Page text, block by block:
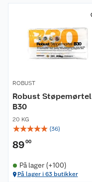
ROBUST
Robust Støpemørtel
B30
20 KG
☆☆☆☆☆ (36)
8900
På lager (+100)
På lager i 63 butikker